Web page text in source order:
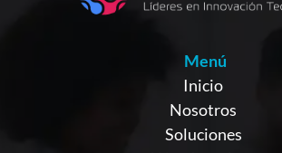
Menú
Inicio
Nosotros
Soluciones